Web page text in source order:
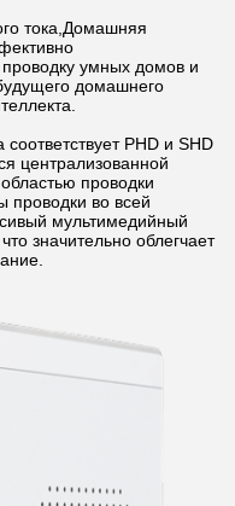
тока,Домашняя
умных домов и
домашнего
PHD и SHD
централизованной
проводки
проводки во всей
мультимедийный
значительно облегчает